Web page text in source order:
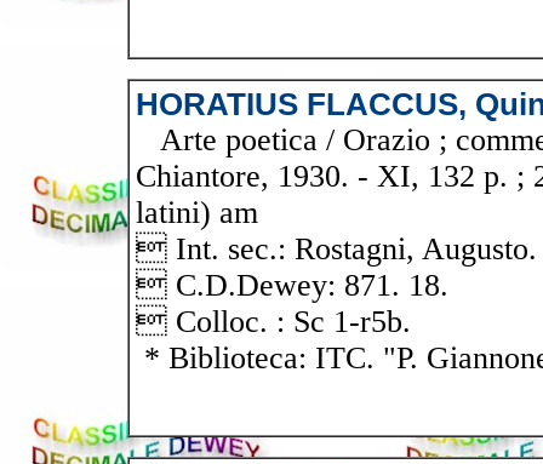
HORATIUS FLACCUS,
Arte poetica / Orazio ;
Chiantore, 1930. - XI, 132 p. ;
latini) am
 Int. sec.: Rostagni, Augusto.
 C.D.Dewey: 871. 18.
 Colloc. : Sc 1-r5b.
* Biblioteca: ITC. "P.